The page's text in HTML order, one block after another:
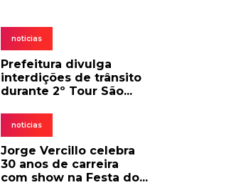
noticias
Prefeitura divulga
interdições de trânsito
durante 2º Tour São...
noticias
Jorge Vercillo celebra
30 anos de carreira
com show na Festa do...